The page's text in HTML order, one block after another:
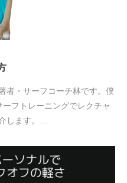
者・サーフコーチ林です。僕
フトレーニングでレクチャ
します。…